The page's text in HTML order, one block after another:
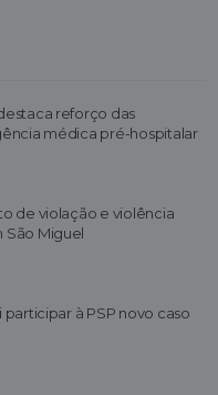
reforço das
médica pré-hospitalar
de violação e violência
Miguel
participar à PSP novo caso